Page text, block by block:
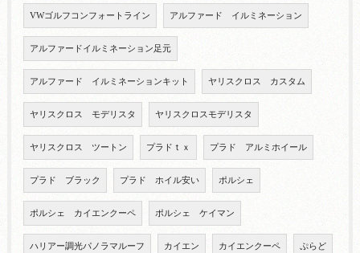
VWゴルフコンフォートライン アルファード イルミネーション
アルファードイルミネーション足元
アルファード イルミネーションキット ヤリスクロス カスタム
ヤリスクロス モデリスタ ヤリスクロスモデリスタ
ヤリスクロス ツートン プラドｔｘ プラド アルミホイール
プラド ブラック プラド ホイル安い ポルシェ
ポルシェ カイエンクーペ ポルシェ ケイマン
ハリアー調光パノラマルーフ カイエン カイエンクーペ ぷらど